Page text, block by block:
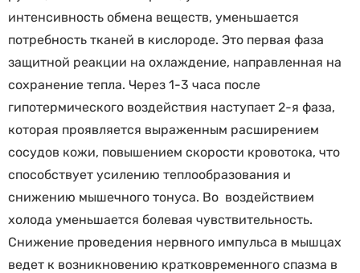
интенсивность обмена веществ, уменьшается
потребность тканей в кислороде. Это первая фаза
защитной реакции на охлаждение, направленная на
сохранение тепла. Через 1-3 часа после
гипотермического воздействия наступает 2-я фаза,
которая проявляется выраженным расширением
сосудов кожи, повышением скорости кровотока, что
способствует усилению теплообразования и
снижению мышечного тонуса. Во воздействием
холода уменьшается болевая чувствительность.
Снижение проведения нервного импульса в мышцах
ведет к возникновению кратковременного спазма в